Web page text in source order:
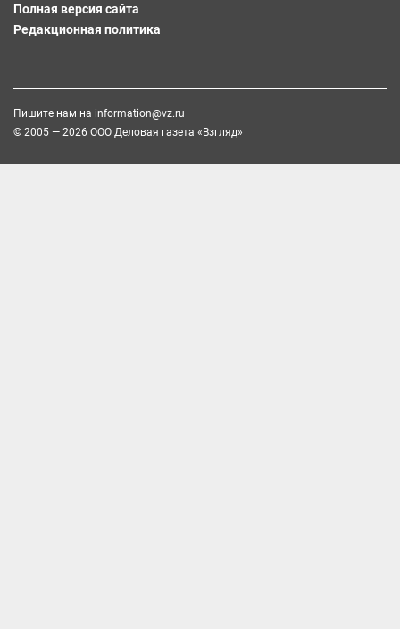
Полная версия сайта
Редакционная политика
Пишите нам на information@vz.ru
© 2005 — 2026 ООО Деловая газета «Взгляд»